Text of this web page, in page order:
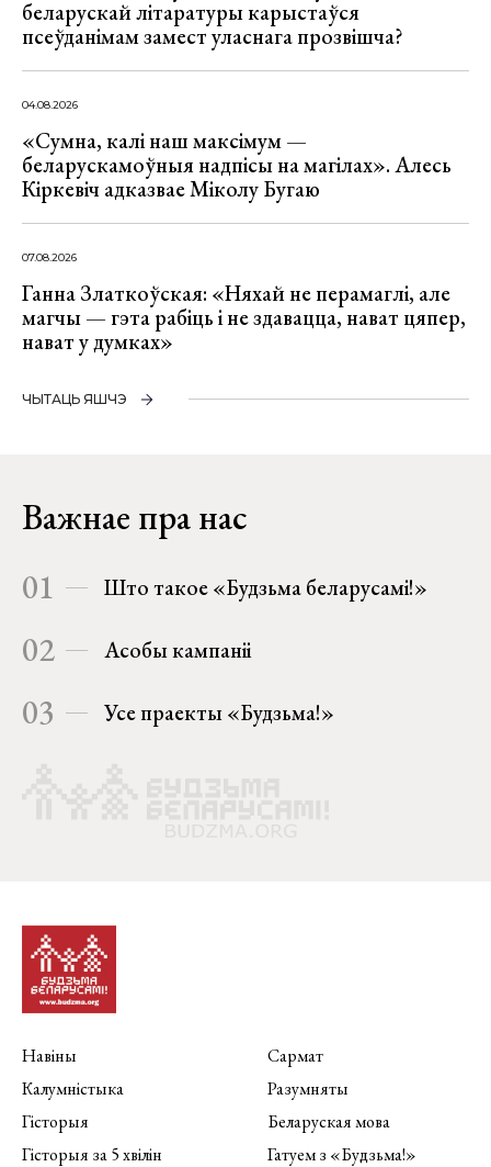
беларускай літаратуры карыстаўся
псеўданімам замест уласнага прозвішча?
04.08.2026
«Сумна, калі наш максімум —
беларускамоўныя надпісы на магілах». Алесь
Кіркевіч адказвае Міколу Бугаю
07.08.2026
Ганна Златкоўская: «Няхай не перамаглі, але
магчы — гэта рабіць і не здавацца, нават цяпер,
нават у думках»
ЧЫТАЦЬ ЯШЧЭ
Важнае пра нас
01 Што такое «Будзьма беларусамі!»
02 Асобы кампаніі
03 Усе праекты «Будзьма!»
Навіны
Калумністыка
Гісторыя
Гісторыя за 5 хвілін
Сармат
Разумняты
Беларуская мова
Гатуем з «Будзьма!»